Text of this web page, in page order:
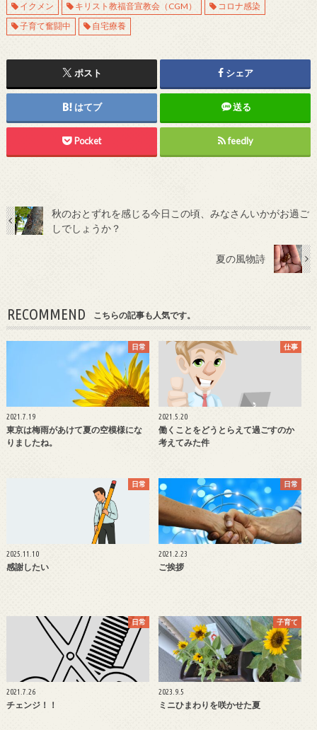
イクメン キリスト教福音宣教会（CGM）
コロナ感染
子育て奮闘中
自宅療養
ポスト シェア
はてブ 送る
Pocket feedly
秋のおとずれを感じる今日この頃、みなさんいかがお過ご
しでしょうか？
夏の風物詩
RECOMMEND こちらの記事も人気です。
日常
2021.7.19
東京は梅雨があけて夏の空模様にな
りましたね。
仕事
2021.5.20
働くことをどうとらえて過ごすのか
考えてみた件
日常
2025.11.10
感謝したい
日常
2021.2.23
ご挨拶
日常
2021.7.26
チェンジ！！
子育て
2023.9.5
ミニひまわりを咲かせた夏